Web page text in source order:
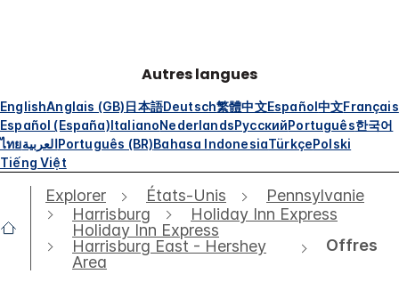
Autres langues
EnglishAnglais (GB)日本語Deutsch繁體中文Español中文Français
Español (España)ItalianoNederlandsРусскийPortuguês한국어
ไทยالعربيةPortuguês (BR)Bahasa IndonesiaTürkçePolski
Tiếng Việt
Explorer États-Unis
Pennsylvanie
Harrisburg
Holiday Inn Express
Holiday Inn Express
Harrisburg East - Hershey
Area
Offres